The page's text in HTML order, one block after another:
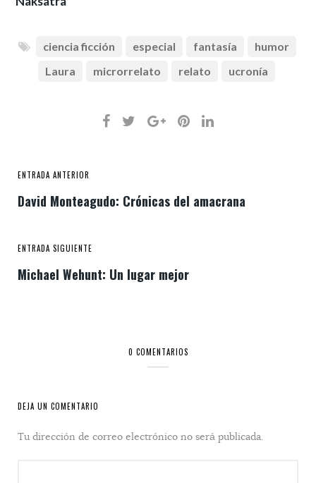
ciencia ficción especial fantasía
humor
Laura
microrrelato relato ucronía
ENTRADA ANTERIOR
David Monteagudo: Crónicas del amacrana
ENTRADA SIGUIENTE
Michael Wehunt: Un lugar mejor
0 COMENTARIOS
DEJA UN COMENTARIO
Tu dirección de correo electrónico no será publicada.